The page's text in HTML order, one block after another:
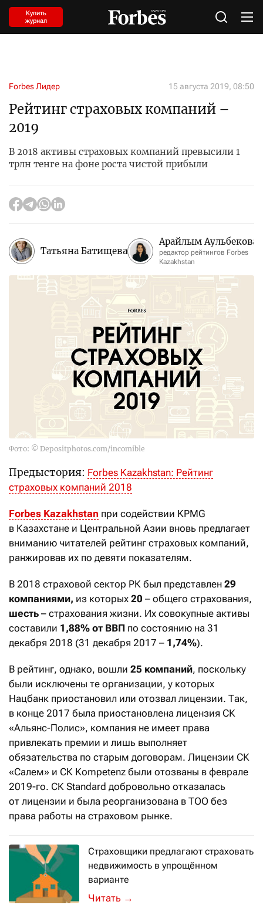
Купить
журнал
Forbes Лидер 15 августа 2019, 08:50
Рейтинг страховых компаний –
2019
В 2018 активы страховых компаний превысили 1
трлн тенге на фоне роста чистой прибыли
Татьяна Батищева
Арайлым Аульбекова
редактор рейтингов Forbes
Kazakhstan
Фото: © Depositphotos.com/incomible
Предыстория: Forbes Kazakhstan: Рейтинг
страховых компаний 2018
Forbes Kazakhstan при содействии KPMG
в Казахстане и Центральной Азии вновь предлагает
вниманию читателей рейтинг страховых компаний,
ранжировав их по девяти показателям.
В 2018 страховой сектор РК был представлен 29
компаниями, из которых 20 – общего страхования,
шесть – страхования жизни. Их совокупные активы
составили 1,88% от ВВП по состоянию на 31
декабря 2018 (31 декабря 2017 – 1,74%).
В рейтинг, однако, вошли 25 компаний, поскольку
были исключены те организации, у которых
Нацбанк приостановил или отозвал лицензии. Так,
в конце 2017 была приостановлена лицензия СК
«Альянс-Полис», компания не имеет права
привлекать премии и лишь выполняет
обязательства по старым договорам. Лицензии СК
«Салем» и СК Kompetenz были отозваны в феврале
2019-го. СК Standard добровольно отказалась
от лицензии и была реорганизована в ТОО без
права работы на страховом рынке.
Страховщики предлагают страховать
недвижимость в упрощённом
варианте
По данным МВД, в Казахстане в
→